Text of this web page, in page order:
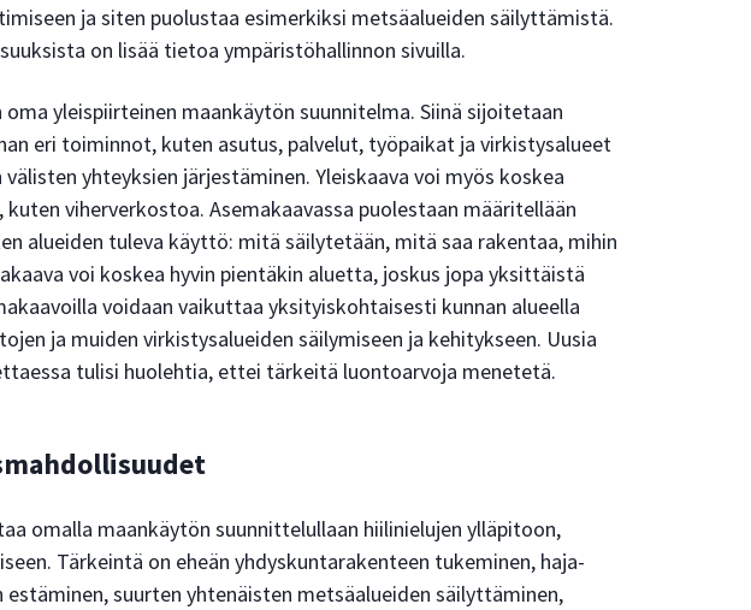
ja siten puolustaa esimerkiksi metsäalueiden säilyttämistä.
on lisää tietoa ympäristöhallinnon sivuilla.
oma yleispiirteinen maankäytön suunnitelma. Siinä sijoitetaan
eri toiminnot, kuten asutus, palvelut, työpaikat ja virkistysalueet
yhteyksien järjestäminen. Yleiskaava voi myös koskea
viherverkostoa. Asemakaavassa puolestaan määritellään
alueiden tuleva käyttö: mitä säilytetään, mitä saa rakentaa, mihin
voi koskea hyvin pientäkin aluetta, joskus jopa yksittäistä
voidaan vaikuttaa yksityiskohtaisesti kunnan alueella
ja muiden virkistysalueiden säilymiseen ja kehitykseen. Uusia
tulisi huolehtia, ettei tärkeitä luontoarvoja menetetä.
omalla maankäytön suunnittelullaan hiilinielujen ylläpitoon,
Tärkeintä on eheän yhdyskuntarakenteen tukeminen, haja-
estäminen, suurten yhtenäisten metsäalueiden säilyttäminen,